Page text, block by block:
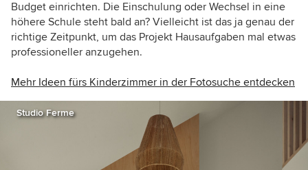
Budget einrichten. Die Einschulung oder Wechsel in eine
höhere Schule steht bald an? Vielleicht ist das ja genau der
richtige Zeitpunkt, um das Projekt Hausaufgaben mal etwas
professioneller anzugehen.
Mehr Ideen fürs Kinderzimmer in der Fotosuche entdecken
Studio Ferme